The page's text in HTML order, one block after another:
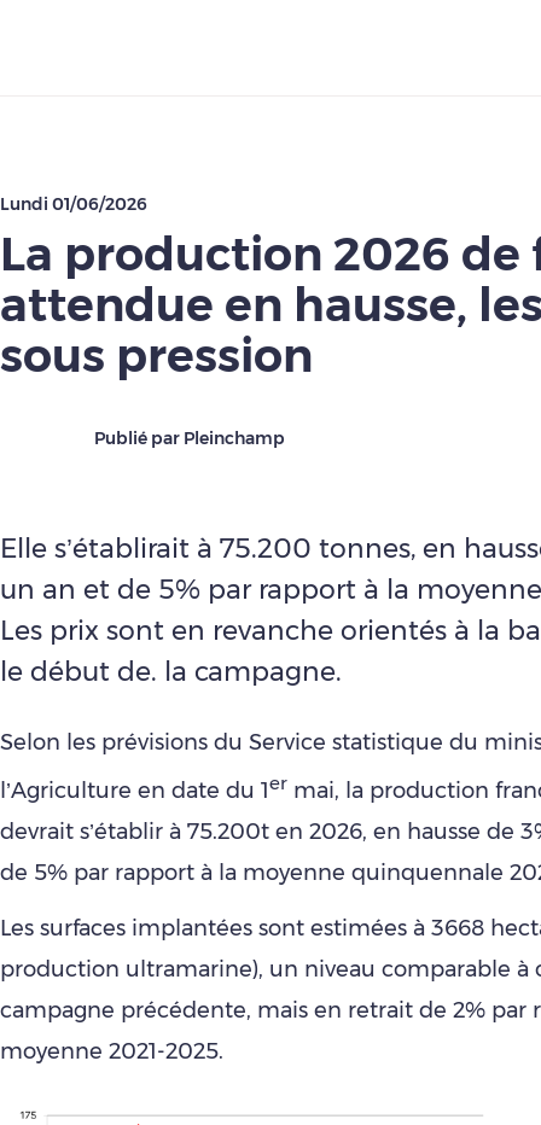
Lundi 01/06/2026
La production 2026 de
attendue en hausse,
sous pression
Publié par Pleinchamp
Elle s’établirait à 75.200 tonnes, en
un an et de 5% par rapport à la
Les prix sont en revanche orientés à la
le début de. la campagne.
Selon les prévisions du Service statistique du
l’Agriculture en date du 1er mai, la production
devrait s’établir à 75.200t en 2026, en hausse de
de 5% par rapport à la moyenne quinquennale
Les surfaces implantées sont estimées à 3668
production ultramarine), un niveau comparable à
campagne précédente, mais en retrait de 2% par
moyenne 2021-2025.